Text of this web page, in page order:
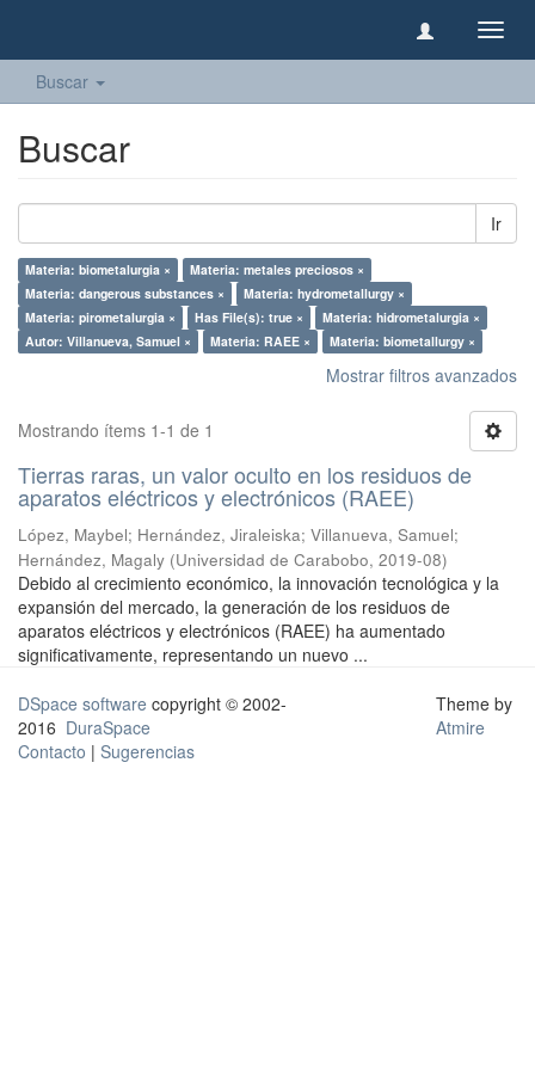
Buscar
Buscar
Ir
Materia: biometalurgia ×
Materia: metales preciosos ×
Materia: dangerous substances ×
Materia: hydrometallurgy ×
Materia: pirometalurgia ×
Has File(s): true ×
Materia: hidrometalurgia ×
Autor: Villanueva, Samuel ×
Materia: RAEE × Materia: biometallurgy ×
Mostrar filtros avanzados
Mostrando ítems 1-1 de 1
Tierras raras, un valor oculto en los residuos de
aparatos eléctricos y electrónicos (RAEE)
López, Maybel; Hernández, Jiraleiska; Villanueva, Samuel;
Hernández, Magaly (Universidad de Carabobo, 2019-08)
Debido al crecimiento económico, la innovación tecnológica y la
expansión del mercado, la generación de los residuos de
aparatos eléctricos y electrónicos (RAEE) ha aumentado
significativamente, representando un nuevo ...
DSpace software copyright © 2002-
2016 DuraSpace
Contacto | Sugerencias
Theme by
Atmire